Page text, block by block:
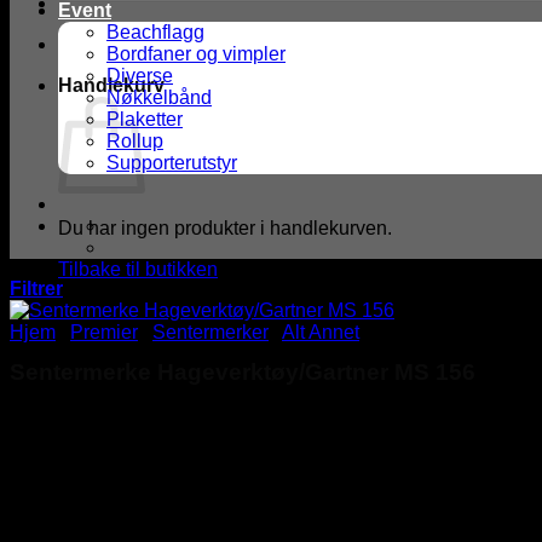
Handlekurv
Du har ingen produkter i handlekurven.
Tilbake til butikken
Event
Beachflagg
Bordfaner og vimpler
Diverse
Nøkkelbånd
Plaketter
Rollup
Supporterutstyr
Filtrer
Hjem Premier Sentermerker Alt Annet